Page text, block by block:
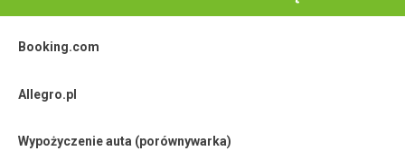
Booking.com
Allegro.pl
Wypożyczenie auta (porównywarka)